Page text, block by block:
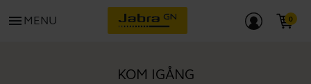
menu MENU
KOM IGÅNG